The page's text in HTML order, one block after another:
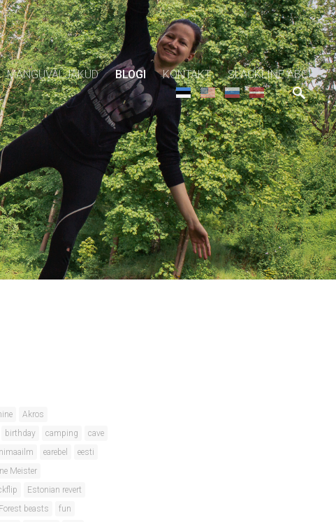
MÄNGUVÄLJAKUD BLOGI KONTAKT SLACKLINE ABC
Akros
birthday camping
cave
earebel
eesti
Meister
Estonian revert
Forest beasts
fun